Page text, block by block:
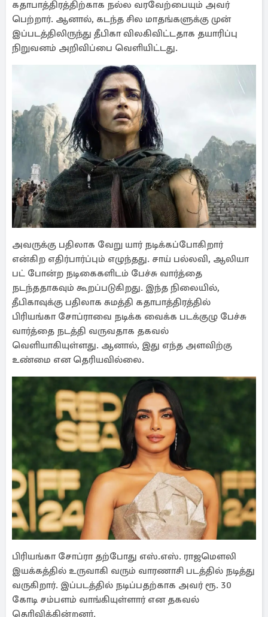
கதாபாத்திரத்திற்காக நல்ல வரவேற்பையும் அவர்
பெற்றார். ஆனால், கடந்த சில மாதங்களுக்கு முன்
இப்படத்திலிருந்து தீபிகா விலகிவிட்டதாக தயாரிப்பு
நிறுவனம் அறிவிப்பை வெளியிட்டது.
அவருக்கு பதிலாக வேறு யார் நடிக்கப்போகிறார்
என்கிற எதிர்பார்ப்பும் எழுந்தது. சாய் பல்லவி, ஆலியா
பட் போன்ற நடிகைகளிடம் பேச்சு வார்த்தை
நடந்ததாகவும் கூறப்படுகிறது. இந்த நிலையில்,
தீபிகாவுக்கு பதிலாக சுமத்தி கதாபாத்திரத்தில்
பிரியங்கா சோப்ராவை நடிக்க வைக்க படக்குழு பேச்சு
வார்த்தை நடத்தி வருவதாக தகவல்
வெளியாகியுள்ளது. ஆனால், இது எந்த அளவிற்கு
உண்மை என தெரியவில்லை.
பிரியங்கா சோப்ரா தற்போது எஸ்.எஸ். ராஜமௌலி
இயக்கத்தில் உருவாகி வரும் வாரணாசி படத்தில் நடித்து
வருகிறார். இப்படத்தில் நடிப்பதற்காக அவர் ரூ. 30
கோடி சம்பளம் வாங்கியுள்ளார் என தகவல்
தெரிவிக்கின்றனர்.